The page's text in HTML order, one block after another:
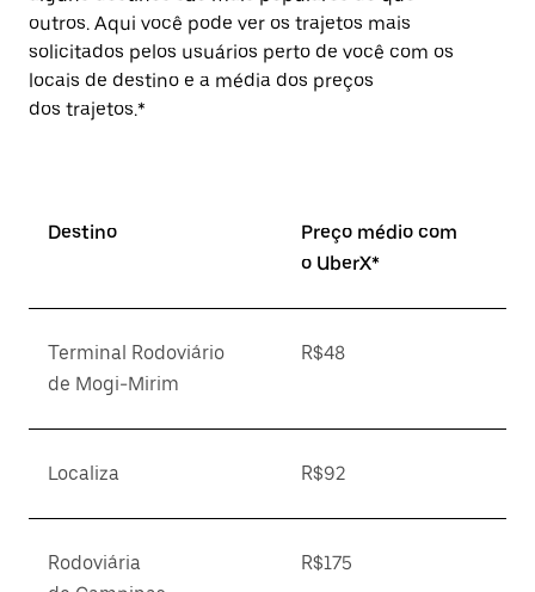
outros. Aqui você pode ver os trajetos mais
solicitados pelos usuários perto de você com os
locais de destino e a média dos preços
dos trajetos.*
Destino
Preço médio com
o UberX*
Terminal Rodoviário
de Mogi-Mirim
R$48
Localiza R$92
Rodoviária
R$175